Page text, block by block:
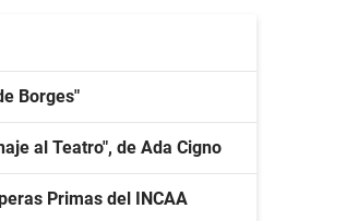
Borges"
al Teatro", de Ada Cigno
Primas del INCAA